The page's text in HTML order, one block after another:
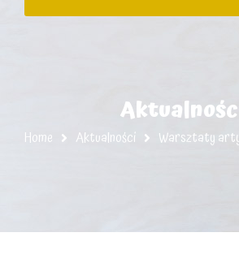
Home Aktualności Warsztaty